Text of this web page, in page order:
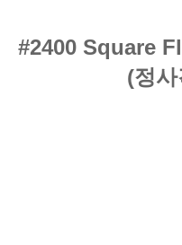
#2400 Square
(정